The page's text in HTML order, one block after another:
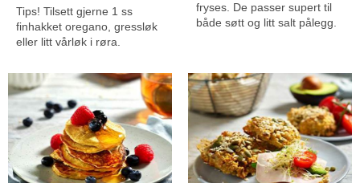
Tips! Tilsett gjerne 1 ss
finhakket oregano, gressløk
eller litt vårløk i røra.
fryses. De passer supert til
både søtt og litt salt pålegg.